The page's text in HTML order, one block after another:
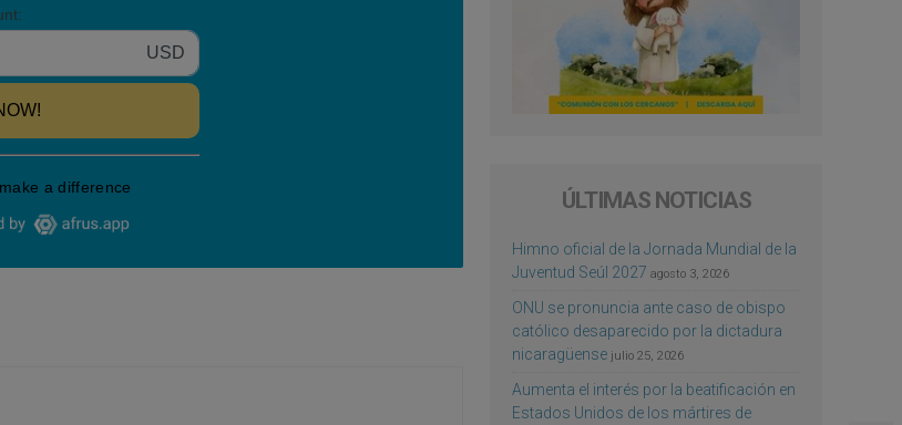
ÚLTIMAS NOTICIAS
Himno oficial de la Jornada Mundial de la
Juventud Seúl 2027 agosto 3, 2026
ONU se pronuncia ante caso de obispo
católico desaparecido por la dictadura
nicaragüense julio 25, 2026
Aumenta el interés por la beatificación en
Estados Unidos de los mártires de